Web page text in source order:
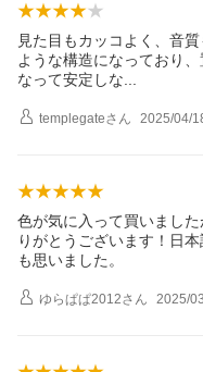
見た目もカッコよく、音
ような構造になっており
なって安定しな
templegateさん 2025/04/
色が気に入って買いまし
りがとうございます！日
も思いました。
ゆらぱぱ2012さん 2025/